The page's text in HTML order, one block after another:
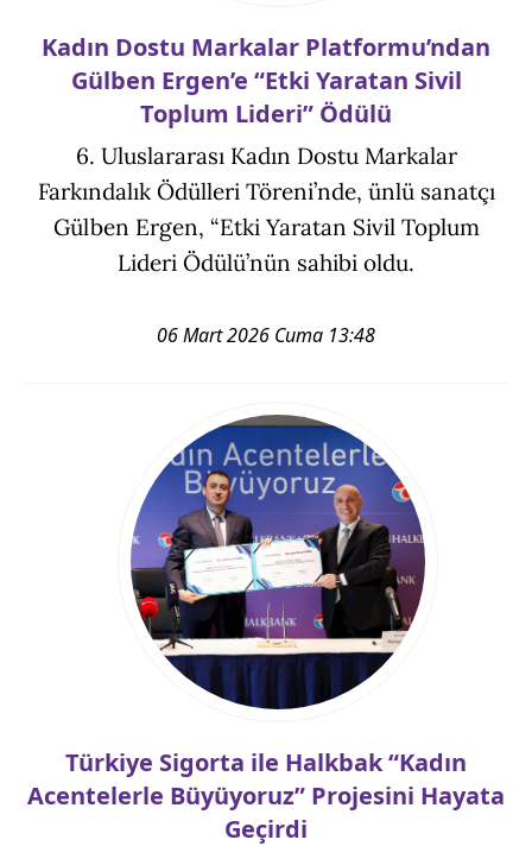
Kadın Dostu Markalar Platformu’ndan
Gülben Ergen’e “Etki Yaratan Sivil
Toplum Lideri” Ödülü
6. Uluslararası Kadın Dostu Markalar
Farkındalık Ödülleri Töreni’nde, ünlü sanatçı
Gülben Ergen, “Etki Yaratan Sivil Toplum
Lideri Ödülü’nün sahibi oldu.
06 Mart 2026 Cuma 13:48
Türkiye Sigorta ile Halkbak “Kadın
Acentelerle Büyüyoruz” Projesini Hayata
Geçirdi